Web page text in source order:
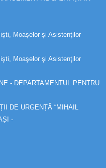
Moaşelor şi Asistenţilor
Moaşelor şi Asistenţilor
- DEPARTAMENTUL PENTRU
DE URGENȚĂ “MIHAIL
-